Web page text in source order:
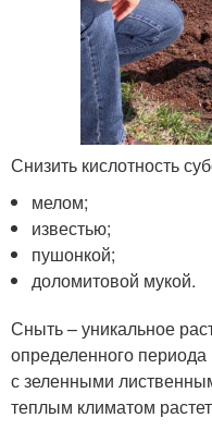
Снизить кислотность
мелом;
известью;
пушонкой;
доломитовой мукой.
Сныть – уникальное
определенного
с зеленными
теплым климатом